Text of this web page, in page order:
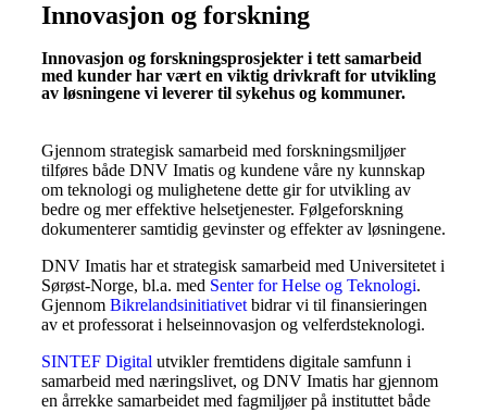
Innovasjon og forskning
Innovasjon og forskningsprosjekter i tett samarbeid
med kunder har vært en viktig drivkraft for utvikling
av løsningene vi leverer til sykehus og kommuner.
Gjennom strategisk samarbeid med forskningsmiljøer
tilføres både DNV Imatis og kundene våre ny kunnskap
om teknologi og mulighetene dette gir for utvikling av
bedre og mer effektive helsetjenester. Følgeforskning
dokumenterer samtidig gevinster og effekter av løsningene.
DNV Imatis har et strategisk samarbeid med Universitetet i
Sørøst-Norge, bl.a. med Senter for Helse og Teknologi.
Gjennom Bikrelandsinitiativet bidrar vi til finansieringen
av et professorat i helseinnovasjon og velferdsteknologi.
SINTEF Digital utvikler fremtidens digitale samfunn i
samarbeid med næringslivet, og DNV Imatis har gjennom
en årrekke samarbeidet med fagmiljøer på instituttet både